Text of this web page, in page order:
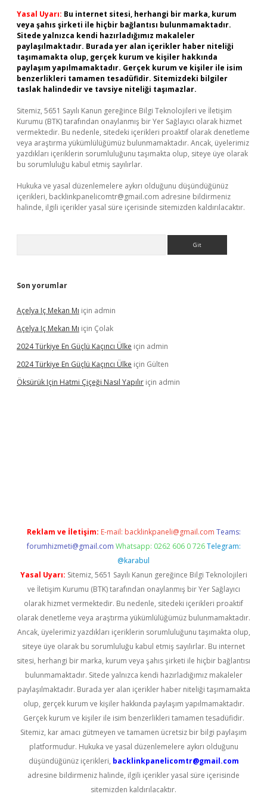
Yasal Uyarı: Bu internet sitesi, herhangi bir marka, kurum
veya şahıs şirketi ile hiçbir bağlantısı bulunmamaktadır.
Sitede yalnızca kendi hazırladığımız makaleler
paylaşılmaktadır. Burada yer alan içerikler haber niteliği
taşımamakta olup, gerçek kurum ve kişiler hakkında
paylaşım yapılmamaktadır. Gerçek kurum ve kişiler ile isim
benzerlikleri tamamen tesadüfidir. Sitemizdeki bilgiler
taslak halindedir ve tavsiye niteliği taşımazlar.
Sitemiz, 5651 Sayılı Kanun gereğince Bilgi Teknolojileri ve İletişim
Kurumu (BTK) tarafından onaylanmış bir Yer Sağlayıcı olarak hizmet
vermektedir. Bu nedenle, sitedeki içerikleri proaktif olarak denetleme
veya araştırma yükümlülüğümüz bulunmamaktadır. Ancak, üyelerimiz
yazdıkları içeriklerin sorumluluğunu taşımakta olup, siteye üye olarak
bu sorumluluğu kabul etmiş sayılırlar.
Hukuka ve yasal düzenlemelere aykırı olduğunu düşündüğünüz
içerikleri, backlinkpanelicomtr@gmail.com adresine bildirmeniz
halinde, ilgili içerikler yasal süre içerisinde sitemizden kaldırılacaktır.
Son yorumlar
Açelya Iç Mekan Mı için admin
Açelya Iç Mekan Mı için Çolak
2024 Türkiye En Güçlü Kaçıncı Ülke için admin
2024 Türkiye En Güçlü Kaçıncı Ülke için Gülten
Öksürük Için Hatmi Çiçeği Nasıl Yapılır için admin
Reklam ve İletişim: E-mail: backlinkpaneli@gmail.com Teams:
forumhizmeti@gmail.com Whatsapp: 0262 606 0 726 Telegram:
@karabul
Yasal Uyarı: Sitemiz, 5651 Sayılı Kanun gereğince Bilgi Teknolojileri
ve İletişim Kurumu (BTK) tarafından onaylanmış bir Yer Sağlayıcı
olarak hizmet vermektedir. Bu nedenle, sitedeki içerikleri proaktif
olarak denetleme veya araştırma yükümlülüğümüz bulunmamaktadır.
Ancak, üyelerimiz yazdıkları içeriklerin sorumluluğunu taşımakta olup,
siteye üye olarak bu sorumluluğu kabul etmiş sayılırlar. Bu internet
sitesi, herhangi bir marka, kurum veya şahıs şirketi ile hiçbir bağlantısı
bulunmamaktadır. Sitede yalnızca kendi hazırladığımız makaleler
paylaşılmaktadır. Burada yer alan içerikler haber niteliği taşımamakta
olup, gerçek kurum ve kişiler hakkında paylaşım yapılmamaktadır.
Gerçek kurum ve kişiler ile isim benzerlikleri tamamen tesadüfidir.
Sitemiz, kar amacı gütmeyen ve tamamen ücretsiz bir bilgi paylaşım
platformudur. Hukuka ve yasal düzenlemelere aykırı olduğunu
düşündüğünüz içerikleri, backlinkpanelicomtr@gmail.com
adresine bildirmeniz halinde, ilgili içerikler yasal süre içerisinde
sitemizden kaldırılacaktır.